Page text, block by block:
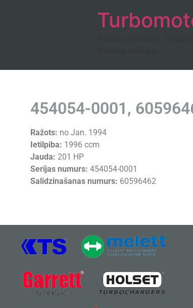
454054-0001,
Ražots: no Jan. 1994
Ietilpiba: 1996 ccm
Jauda: 201 HP
Serijas numurs: 454054-0001
Salidzinašanas numurs: 60596462